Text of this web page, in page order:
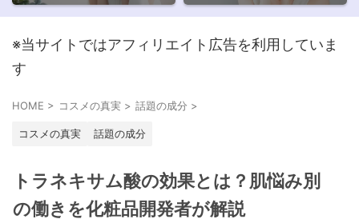
※当サイトではアフィリエイト広告を利用していま
す
HOME > コスメの真実 > 話題の成分 >
コスメの真実 話題の成分
トラネキサム酸の効果とは？肌悩み別
の働きを化粧品開発者が解説